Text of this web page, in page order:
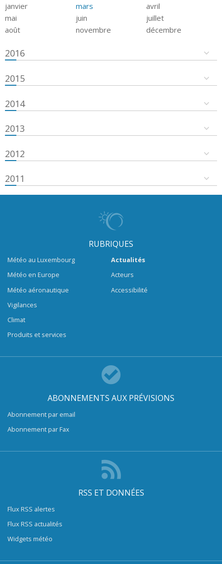
janvier mars
avril
mai
juin
juillet
août
novembre décembre
2016
2015
2014
2013
2012
2011
RUBRIQUES
Météo au Luxembourg
Météo en Europe
Météo aéronautique
Vigilances
Climat
Produits et services
Actualités
Acteurs
Accessibilité
ABONNEMENTS AUX PRÉVISIONS
Abonnement par email
Abonnement par Fax
RSS ET DONNÉES
Flux RSS alertes
Flux RSS actualités
Widgets météo